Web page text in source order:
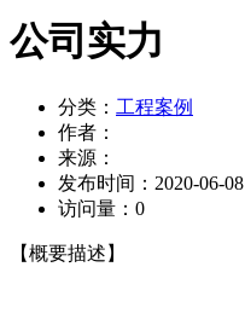
公司实力
分类： 工程案例
作者：
来源：
发布时间： 2020-06-08
访问量： 0
【概要描述】